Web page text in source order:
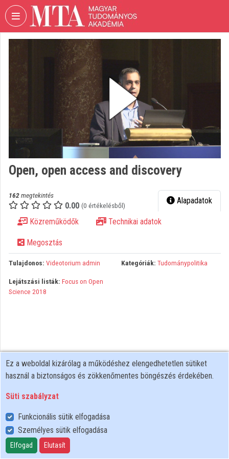
Fejléc kihagyása Menü kihagyása Tartalom kihagyása
TORIUM
MAGYAR
Intézményi kezdőlap
Bejelentkezés
Intézményi listák
Intézmények
Közreműködők
Open, open access and discovery
162megtekintés
0.00 (0 értékelésből) Alapadatok
Közreműködők Technikai adatok
Megosztás
Tulajdonos: Videotorium admin Kategóriák: Tudománypolitika
Lejátszási listák: Focus on Open
Science 2018
Felhasználói szabályzat
Adatkezelési tájékoztató
Süti szabályzat
Ez a weboldal kizárólag a működéshez elengedhetetlen sütiket
használ a biztonságos és zökkenőmentes böngészés érdekében.
Süti szabályzat
Funkcionális sütik elfogadása
Személyes sütik elfogadása
Elfogad Elutasít